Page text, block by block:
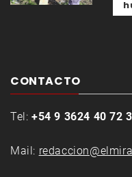
CONTACTO
Tel: +54 9 3624 40 72
Mail: